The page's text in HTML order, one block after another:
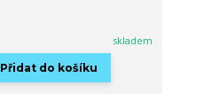
skladem
Přidat do košíku